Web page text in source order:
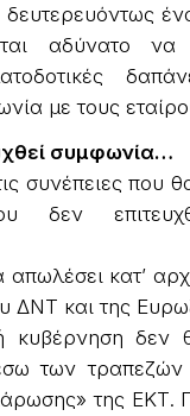
δευτερευόντως
αδύνατο
με τους
συμφωνία…
συνέπειες που
δεν
κατ’
ΔΝΤ και της
δεν
των
της ΕΚΤ.